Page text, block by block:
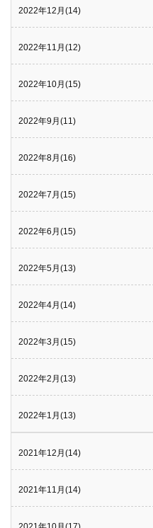
2022年12月(14)
2022年11月(12)
2022年10月(15)
2022年9月(11)
2022年8月(16)
2022年7月(15)
2022年6月(15)
2022年5月(13)
2022年4月(14)
2022年3月(15)
2022年2月(13)
2022年1月(13)
2021年12月(14)
2021年11月(14)